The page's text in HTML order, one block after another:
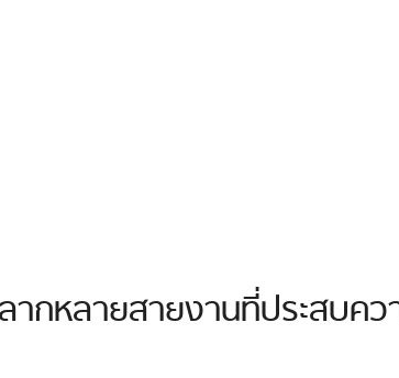
หลายสายงานที่ประสบคว